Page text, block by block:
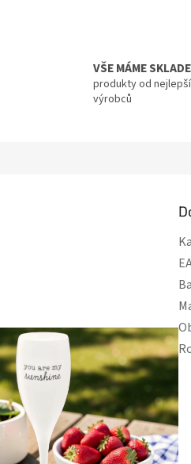
VŠE MÁME
produkty od
výrobců